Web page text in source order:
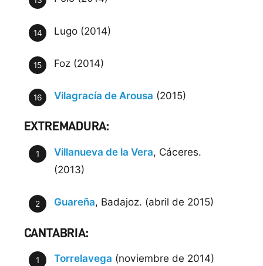
Lugo (2014)
Foz (2014)
Vilagracía de Arousa (2015)
EXTREMADURA:
Villanueva de la Vera, Cáceres.
(2013)
Guareña, Badajoz. (abril de 2015)
CANTABRIA:
Torrelavega (noviembre de 2014)